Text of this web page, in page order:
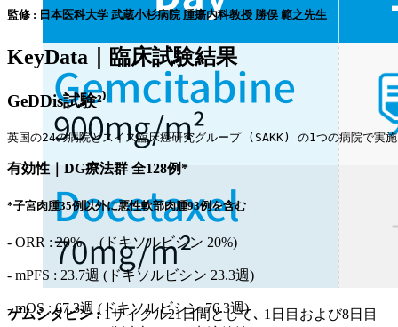
監修 : 日本医科大学 武蔵小杉病院 腫瘍内科教授 勝俣 範之先生
KeyData｜臨床試験結果
GeDDis試験²⁾
英国の24の病院とスイス臨床癌研究グループ (SAKK) の1つの病院で実
有効性｜DG療法群 全128例*
*子宮肉腫35例以外に悪性軟部肉腫93例を含む
- ORR : 20% (ドキソルビシン 20%)
- mPFS : 23.7週 (ドキソルビシン 23.3週)
- mOS : 67.3週 (ドキソルビシン 76.3週)
ゲムシタビン :1サイクル21日間として､ 1日目および8日目